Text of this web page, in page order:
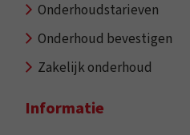
Onderhoudstarieven
Onderhoud bevestigen
Zakelijk onderhoud
Informatie